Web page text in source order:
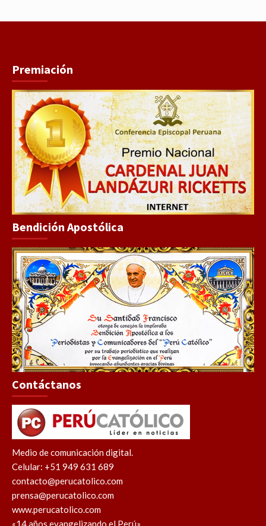
Premiación
Bendición Apostólica
Contáctanos
Medio de comunicación digital.
Celular: +51 949 631 689
contacto@perucatolico.com
prensa@perucatolico.com
www.perucatolico.com
«14 años evangelizando el Perú»